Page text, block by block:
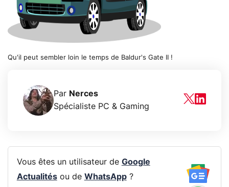
Qu'il peut sembler loin le temps de Baldur's Gate II !
Par Nerces
Spécialiste PC & Gaming
Vous êtes un utilisateur de Google
Actualitésou de WhatsApp?